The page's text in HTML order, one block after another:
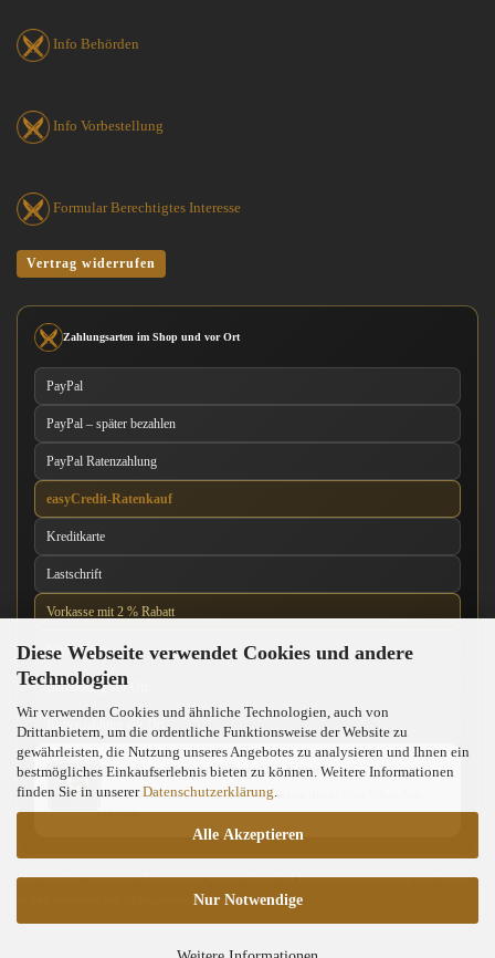
Diese Webseite verwendet Cookies und andere
Technologien
Wir verwenden Cookies und ähnliche Technologien, auch von
Drittanbietern, um die ordentliche Funktionsweise der Website zu
gewährleisten, die Nutzung unseres Angebotes zu analysieren und Ihnen ein
bestmögliches Einkaufserlebnis bieten zu können. Weitere Informationen
finden Sie in unsererDatenschutzerklärung
Alle Akzeptieren
Nur Notwendige
Info Behörden
Info Vorbestellung
Formular Berechtigtes Interesse
Vertrag widerrufen
Zahlungsarten im Shop und vor Ort
PayPal
PayPal – später bezahlen
PayPal Ratenzahlung
easyCredit-Ratenkauf
Kreditkarte
Lastschrift
Vorkasse mit 2 % Rabatt
Nachnahme
Barzahlung vor Ort
Kartenzahlung vor Ort
News über unseren WhatsApp-Kanal
Neue Messer, Angebote und Neuigkeiten direkt über WhatsApp
erhalten.
Die tatsächlich verfügbaren Zahlungsarten werden während des Bestellvorgangs angezeigt und können
je nach Warenkorb und Zahlungsdienstleister abweichen.